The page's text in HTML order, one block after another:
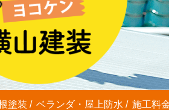
塗装 ベランダ・屋上防水 施工料